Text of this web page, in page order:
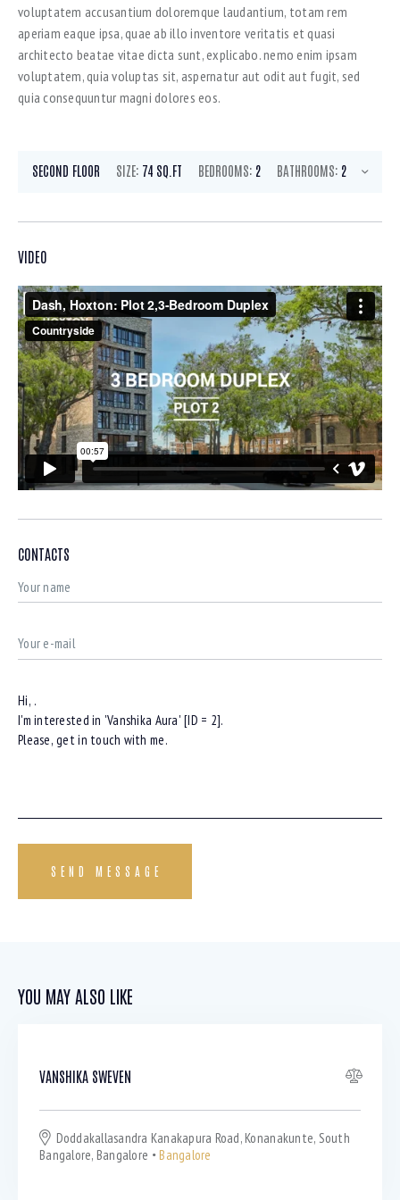
voluptatem accusantium doloremque laudantium, totam rem
aperiam eaque ipsa, quae ab illo inventore veritatis et quasi
architecto beatae vitae dicta sunt, explicabo. nemo enim ipsam
voluptatem, quia voluptas sit, aspernatur aut odit aut fugit, sed
quia consequuntur magni dolores eos.
SECOND FLOOR SIZE: 74 SQ.FT BEDROOMS: 2 BATHROOMS: 2
VIDEO
CONTACTS
SEND MESSAGE
YOU MAY ALSO LIKE
VANSHIKA SWEVEN
Doddakallasandra Kanakapura Road, Konanakunte, South
Bangalore, Bangalore
Bangalore